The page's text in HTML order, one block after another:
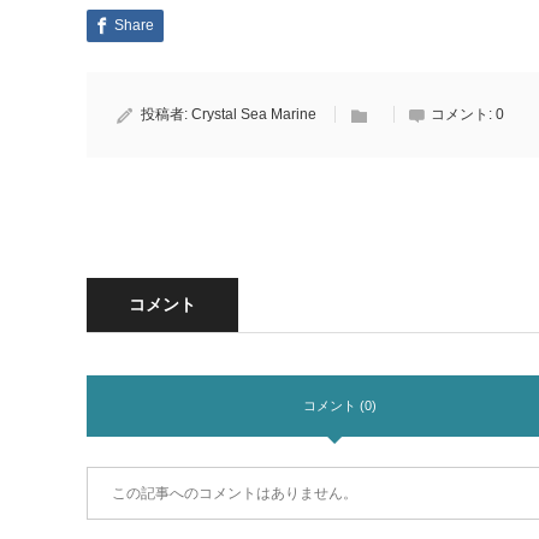
Share
投稿者: Crystal Sea Marine コメント: 0
コメント
コメント (0)
この記事へのコメントはありません。